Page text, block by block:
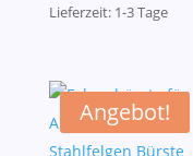
13,44€11,68€.
Lieferzeit: 1-3Tage
Angebot!